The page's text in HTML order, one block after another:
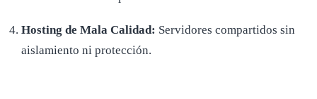
Hosting de Mala Calidad: Servidores compartidos sin
aislamiento ni protección.